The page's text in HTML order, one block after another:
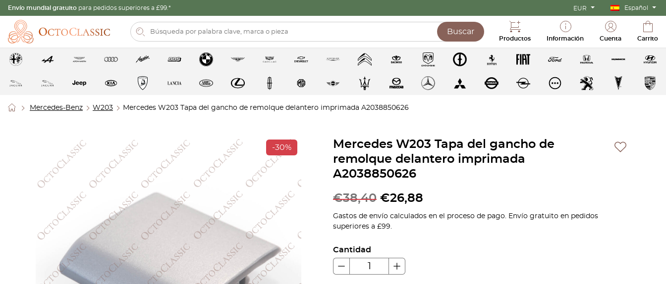
Envío mundial gratuito para pedidos superiores a £99.* EUR Español
Buscar
Productos Información Cuenta Carrito
Mercedes-Benz W203 Mercedes W203 Tapa del gancho de remolque delantero imprimada A2038850626
-30%
Mercedes W203 Tapa del gancho de
remolque delantero imprimada
A2038850626
€38,40 €26,88
Gastos de envío calculados en el proceso de pago. Envío gratuito en pedidos
superiores a £99.
Cantidad